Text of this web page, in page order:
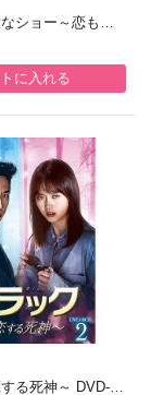
ショー～恋も公
～」DVD-BOX1
に入れる
る死神～ DVD-S